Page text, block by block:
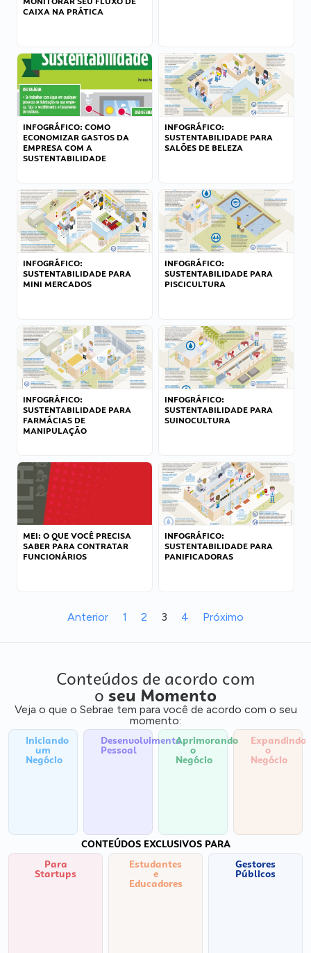
CAIXA NA PRÁTICA
INFOGRÁFICO: COMO
ECONOMIZAR GASTOS DA
EMPRESA COM A
SUSTENTABILIDADE
INFOGRÁFICO:
SUSTENTABILIDADE PARA
SALÕES DE BELEZA
INFOGRÁFICO:
SUSTENTABILIDADE PARA
MINI MERCADOS
INFOGRÁFICO:
SUSTENTABILIDADE PARA
PISCICULTURA
INFOGRÁFICO:
SUSTENTABILIDADE PARA
FARMÁCIAS DE
MANIPULAÇÃO
INFOGRÁFICO:
SUSTENTABILIDADE PARA
SUINOCULTURA
MEI: O QUE VOCÊ PRECISA
SABER PARA CONTRATAR
FUNCIONÁRIOS
INFOGRÁFICO:
SUSTENTABILIDADE PARA
PANIFICADORAS
Anterior 1 2 3 4 Próximo
Conteúdos de acordo com
o seu Momento
Veja o que o Sebrae tem para você de acordo com o seu
momento:
Iniciando
um
Negócio
Desenvolvimento
Pessoal
Aprimorando
o
Negócio
Expandindo
o
Negócio
CONTEÚDOS EXCLUSIVOS PARA
Para
Startups
Estudantes
e
Educadores
Gestores
Públicos